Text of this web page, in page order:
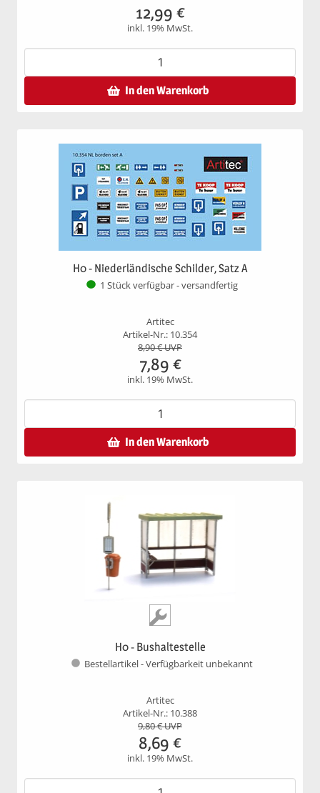
12,99 €
inkl. 19% MwSt.
In den Warenkorb
H0 - Niederländische Schilder, Satz A
1 Stück verfügbar - versandfertig
Artitec
Artikel-Nr.: 10.354
8,90€ UVP
7,89 €
inkl. 19% MwSt.
In den Warenkorb
H0 - Bushaltestelle
Bestellartikel - Verfügbarkeit unbekannt
Artitec
Artikel-Nr.: 10.388
9,80€ UVP
8,69 €
inkl. 19% MwSt.